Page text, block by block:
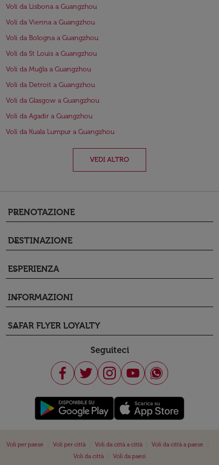
Voli da Lisbona a Guangzhou
Voli da Vienna a Guangzhou
Voli da Bologna a Guangzhou
Voli da St Louis a Guangzhou
Voli da Muğla a Guangzhou
Voli da Detroit a Guangzhou
Voli da Glasgow a Guangzhou
Voli da Agadir a Guangzhou
Voli da Kuala Lumpur a Guangzhou
VEDI ALTRO
PRENOTAZIONE
keyboard_arrow_down
DESTINAZIONE
keyboard_arrow_down
ESPERIENZA
keyboard_arrow_down
INFORMAZIONI
keyboard_arrow_down
SAFAR FLYER LOYALTY
keyboard_arrow_down
Seguiteci
Voli per paese Voli per città Voli da città a città Voli da città a paese
Voli da città
Voli da paesi